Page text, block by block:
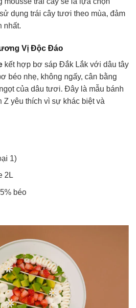
dụng trái cây tươi theo mùa, đảm
nhất.
Vị Độc Đáo
kết hợp bơ sáp Đắk Lắk với dâu tây
béo nhẹ, không ngấy, cân bằng
của dâu tươi. Đây là mẫu bánh
yêu thích vì sự khác biệt và
1)
2L
béo